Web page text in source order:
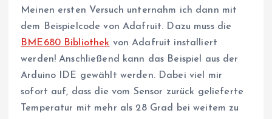
Meinen ersten Versuch unternahm ich dann mit
dem Beispielcode von Adafruit. Dazu muss die
BME680 Bibliothek von Adafruit installiert
werden! Anschließend kann das Beispiel aus der
Arduino IDE gewählt werden. Dabei viel mir
sofort auf, dass die vom Sensor zurück gelieferte
Temperatur mit mehr als 28 Grad bei weitem zu